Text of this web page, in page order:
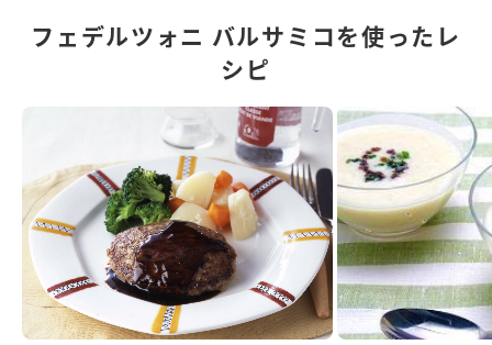
フェデルツォニ バルサミコを使ったレ
シピ